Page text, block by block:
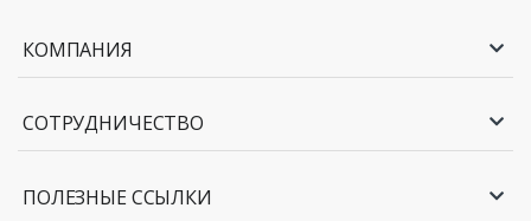
КОМПАНИЯ
СОТРУДНИЧЕСТВО
ПОЛЕЗНЫЕ ССЫЛКИ